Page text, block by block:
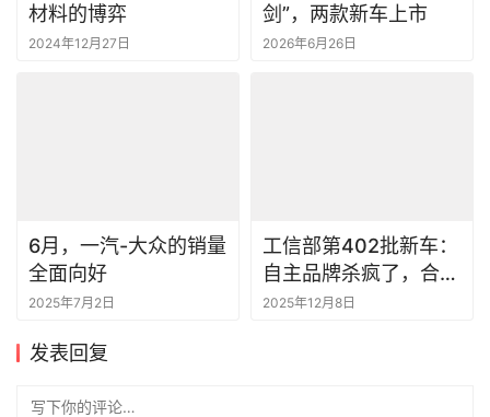
材料的博弈
2024年12月27日
剑”，两款新车上市
2026年6月26日
6月，一汽-大众的销量
全面向好
2025年7月2日
工信部第402批新车：
自主品牌杀疯了，合资
更是放出大招
2025年12月8日
发表回复